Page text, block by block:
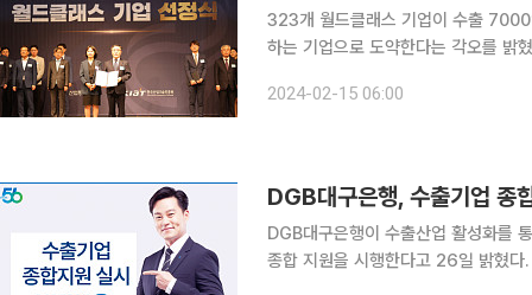
323개 월드클래스 기업이 수출 7000
하는 기업으로 도약한다는 각오를 밝혔다. 오승철 산업통상자원부 산업기반실장은 15일
2024-02-15 06:00
DGB대구은행, 수출기업
DGB대구은행이 수출산업 활성화를
종합 지원을 시행한다고 26일 밝혔다. 이번 지원에는 수출기업 전용 대출상품 'DGB 포유